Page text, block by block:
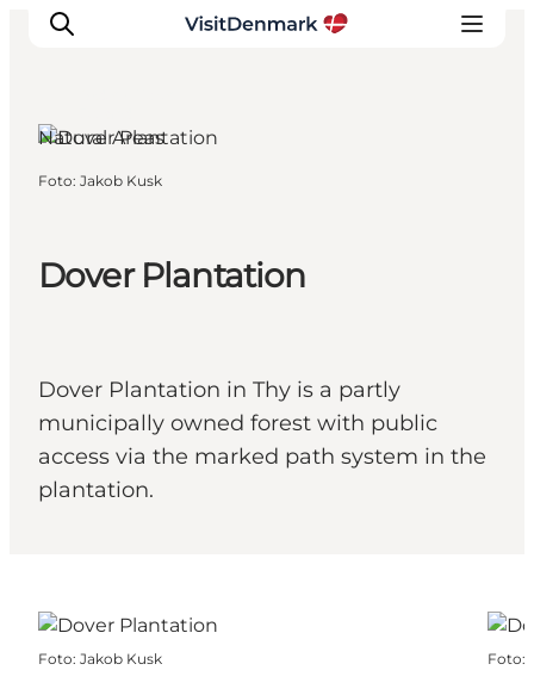
Aktiviteter
Dover Plantation
Dover Plantation in Thy is a partly
municipally owned forest with public
access via the marked path system in the
plantation.
Natural Areas
Foto: Jakob Kusk
Foto: Jakob Kusk Foto: